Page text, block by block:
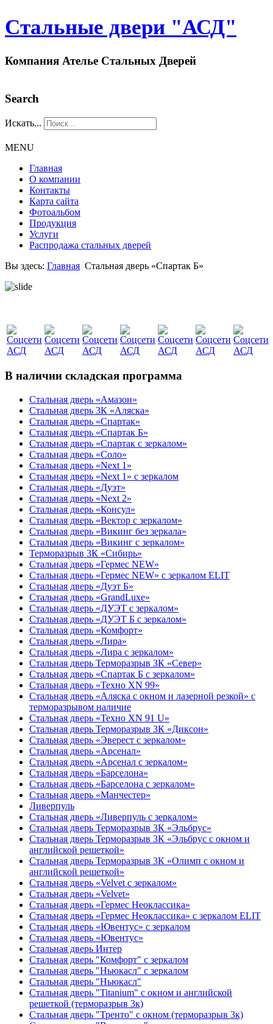
Стальные двери "АСД"
Компания Ателье Стальных Дверей
Search
Искать...
MENU
Главная
О компании
Контакты
Карта сайта
Фотоальбом
Продукция
Услуги
Распродажа стальных дверей
Вы здесь: Главная Стальная дверь «Спартак Б»
В наличии складская программа
Стальная дверь «Амазон»
Стальная дверь 3К «Аляска»
Стальная дверь «Спартак»
Стальная дверь «Спартак Б»
Стальная дверь «Спартак с зеркалом»
Стальная дверь «Соло»
Стальная дверь «Next 1»
Стальная дверь «Next 1» с зеркалом
Стальная дверь «Дуэт»
Стальная дверь «Next 2»
Стальная дверь «Консул»
Стальная дверь «Вектор с зеркалом»
Стальная дверь «Викинг без зеркала»
Стальная дверь «Викинг c зеркалом»
Терморазрыв 3К «Сибирь»
Стальная дверь «Гермес NEW»
Стальная дверь «Гермес NEW» с зеркалом ELIT
Стальная дверь «Дуэт Б»
Стальная дверь «GrandLuxe»
Стальная дверь «ДУЭТ с зеркалом»
Стальная дверь «ДУЭТ Б с зеркалом»
Стальная дверь «Комфорт»
Стальная дверь «Лира»
Стальная дверь «Лира с зеркалом»
Стальная дверь Терморазрыв 3К «Север»
Стальная дверь «Спартак Б с зеркалом»
Стальная дверь «Техно XN 99»
Стальная дверь «Аляска с окном и лазерной резкой» с
терморазрывом наличие
Стальная дверь «Техно XN 91 U»
Стальная дверь Терморазрыв 3К «Диксон»
Стальная дверь «Эверест с зеркалом»
Стальная дверь «Арсенал»
Стальная дверь «Арсенал с зеркалом»
Стальная дверь «Барселона»
Стальная дверь «Барселона с зеркалом»
Стальная дверь «Манчестер»
Ливерпуль
Стальная дверь «Ливерпуль с зеркалом»
Стальная дверь Терморазрыв 3К «Эльбрус»
Стальная дверь Терморазрыв 3К «Эльбрус с окном и
английской решеткой»
Стальная дверь Терморазрыв 3К «Олимп с окном и
английской решеткой»
Стальная дверь «Velvet с зеркалом»
Стальная дверь «Velvet»
Стальная дверь «Гермес Неоклассика»
Стальная дверь «Гермес Неоклассика» с зеркалом ELIT
Стальная дверь «Ювентус» с зеркалом
Стальная дверь «Ювентус»
Стальная дверь Интер
Стальная дверь "Комфорт" с зеркалом
Стальная дверь "Ньюкасл" с зеркалом
Стальная дверь "Ньюкасл"
Стальная дверь "Titanium" с окном и английской
решеткой (терморазрыв 3к)
Стальная дверь "Тренто" с окном (терморазрыв 3к)